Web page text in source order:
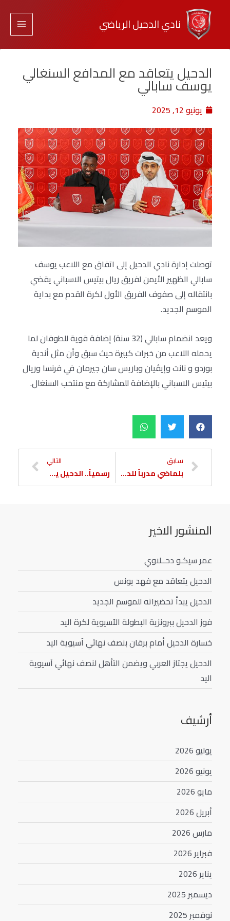
نادي الدحيل الرياضي
الدحيل يتعاقد مع المدافع السنغالي
يوسف سابالي
يونيو 12, 2025
توصلت إدارة نادي الدحيل إلى اتفاق مع اللاعب يوسف
سابالي الظهير الأيمن لفريق ريال بيتيس الاسباني يقضي
بانتقاله إلى صفوف الفريق الأول لكرة القدم مع بداية
الموسم الجديد.
ويعد انضمام سابالي (32 سنة) إضافة قوية للطوفان لما
يحمله اللاعب من خبرات كبيرة حيث سبق وأن مثل أندية
بوردو و نانت وإيڤيان وباريس سان جيرمان في فرنسا وريال
بيتيس الاسباني بالإضافة للمشاركة مع منتخب السنغال.
سابق
بلماضي مدرباً للدحيل
التالي
رسمياً.. الدحيل يخطف الموهبة الجزائرية بولبينة
المنشور الاخير
عمر سيكـو دحــلاوي
الدحيل يتعاقد مع فهد يونس
الدحيل يبدأ تحضيراته للموسم الجديد
فوز الدحيل ببرونزية البطولة الآسيوية لكرة اليد
خسارة الدحيل أمام برقان بنصف نهائي آسيوية اليد
الدحيل يجتاز العربي ويضمن التأهل لنصف نهائي آسيوية
اليد
أرشيف
يوليو 2026
يونيو 2026
مايو 2026
أبريل 2026
مارس 2026
فبراير 2026
يناير 2026
ديسمبر 2025
نوفمبر 2025